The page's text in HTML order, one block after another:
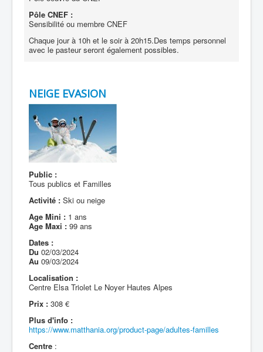
Pôle CNEF :
Sensibilité ou membre CNEF
Chaque jour à 10h et le soir à 20h15.Des temps personnel
avec le pasteur seront également possibles.
NEIGE EVASION
Public :
Tous publics et Familles
Activité : Ski ou neige
Age Mini : 1 ans
Age Maxi : 99 ans
Dates :
Du 02/03/2024
Au 09/03/2024
Localisation :
Centre Elsa Triolet Le Noyer Hautes Alpes
Prix : 308 €
Plus d'info :
https://www.matthania.org/product-page/adultes-familles
Centre :